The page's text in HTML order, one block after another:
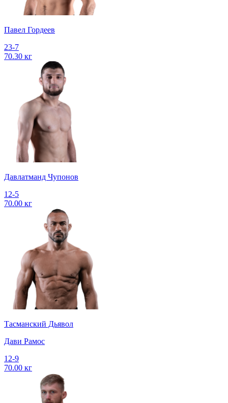
Павел Гордеев
23-7
70.30 кг
Давлатманд Чупонов
12-5
70.00 кг
Тасманский Дьявол
Дави Рамос
12-9
70.00 кг